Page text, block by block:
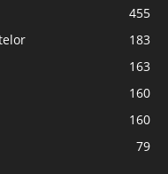
455
183
163
160
160
79